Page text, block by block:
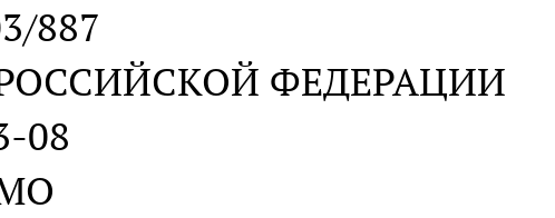
887
ФЕДЕРАЦИИ
08